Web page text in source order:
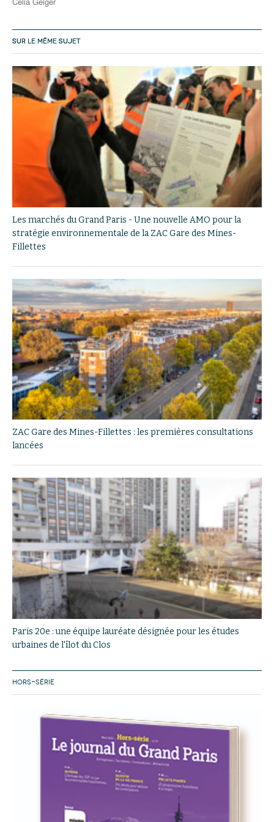
SUR LE MÊME SUJET
Les marchés du Grand Paris - Une nouvelle AMO pour la
stratégie environnementale de la ZAC Gare des Mines-
Fillettes
ZAC Gare des Mines-Fillettes : les premières consultations
lancées
Paris 20e : une équipe lauréate désignée pour les études
urbaines de l'îlot du Clos
HORS-SÉRIE